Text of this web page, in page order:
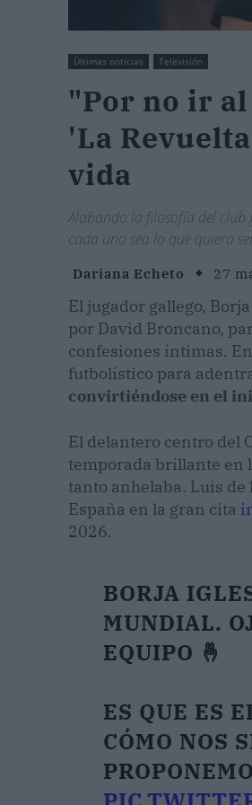
Últimas noticias Televisión
"Por no ir
'La
vida
Alabando la filosofía del club
cada uno sea lo que quiera
Dariana Echeto 27
El jugador gallego,
por David Broncano,
confesiones íntimas.
futbolístico para
convirtiéndose en el
El delantero centro del
temporada brillante en
tanto anhelaba. Luis
España en la gran cita
2026.
BORJA
MUNDIAL.
EQUIPO 🤞
ES QUE ES
CÓMO NOS